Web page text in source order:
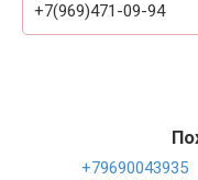
+7(969)471-09-94
+79690043935